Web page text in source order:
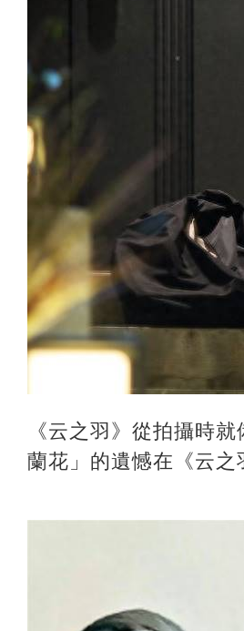
《云之羽》從拍攝時
蘭花」的遺憾在《云之